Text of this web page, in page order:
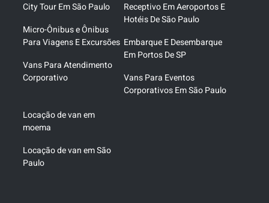
City Tour Em São Paulo
Micro-Ônibus e Ônibus
Para Viagens E Excursões
Vans Para Atendimento
Corporativo
Receptivo Em Aeroportos E
Hotéis De São Paulo
Embarque E Desembarque
Em Portos De SP
Vans Para Eventos
Corporativos Em São Paulo
Locação de van em
moema
Locação de van em São
Paulo